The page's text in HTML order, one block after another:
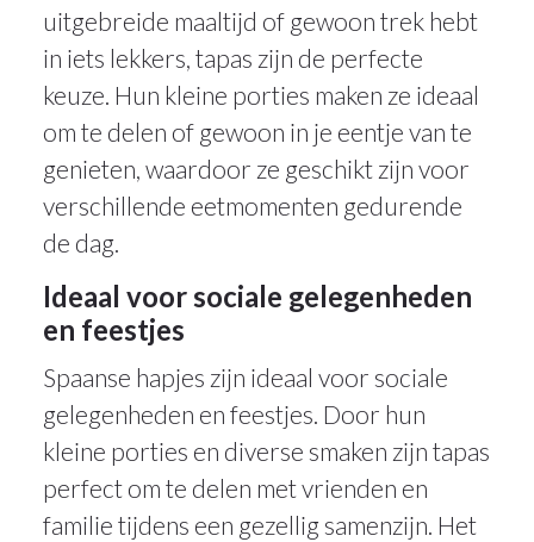
uitgebreide maaltijd of gewoon trek hebt
in iets lekkers, tapas zijn de perfecte
keuze. Hun kleine porties maken ze ideaal
om te delen of gewoon in je eentje van te
genieten, waardoor ze geschikt zijn voor
verschillende eetmomenten gedurende
de dag.
Ideaal voor sociale gelegenheden
en feestjes
Spaanse hapjes zijn ideaal voor sociale
gelegenheden en feestjes. Door hun
kleine porties en diverse smaken zijn tapas
perfect om te delen met vrienden en
familie tijdens een gezellig samenzijn. Het